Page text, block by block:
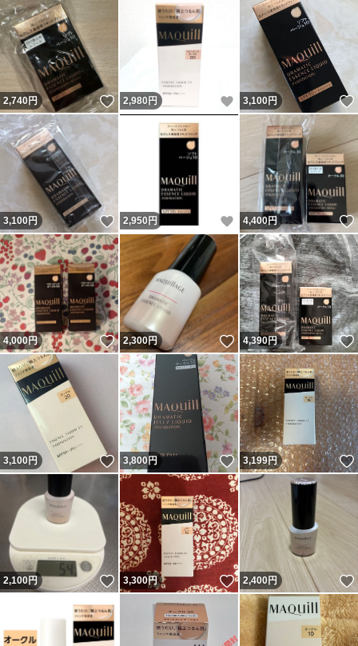
2,740円 いいね！
2,980 円 いいね！
3,100円
3,100円 いいね！
2,950 円 いいね！
4,400円
4,000円 いいね！
2,300円 いいね！
4,390円
3,100円 いいね！
3,800円 いいね！
3,199円
2,100円 いいね！
3,300円 いいね！
2,400円